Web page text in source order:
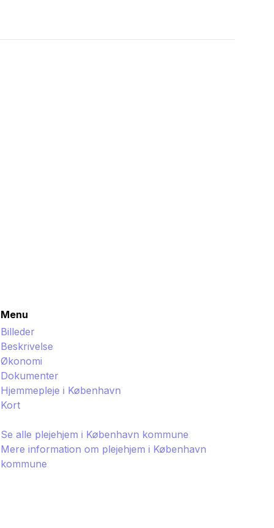
Menu
Billeder
Beskrivelse
Økonomi
Dokumenter
Hjemmepleje i København
Kort
Se alle plejehjem i København kommune
Mere information om plejehjem i København
kommune